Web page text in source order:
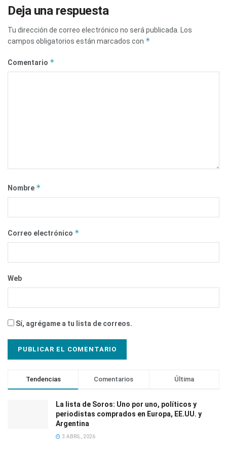
Deja una respuesta
Tu dirección de correo electrónico no será publicada. Los
campos obligatorios están marcados con *
Comentario *
Nombre *
Correo electrónico *
Web
Sí, agrégame a tu lista de correos.
Tendencias Comentarios Última
La lista de Soros: Uno por uno, políticos y
periodistas comprados en Europa, EE.UU. y
Argentina
3 ABRIL, 2026